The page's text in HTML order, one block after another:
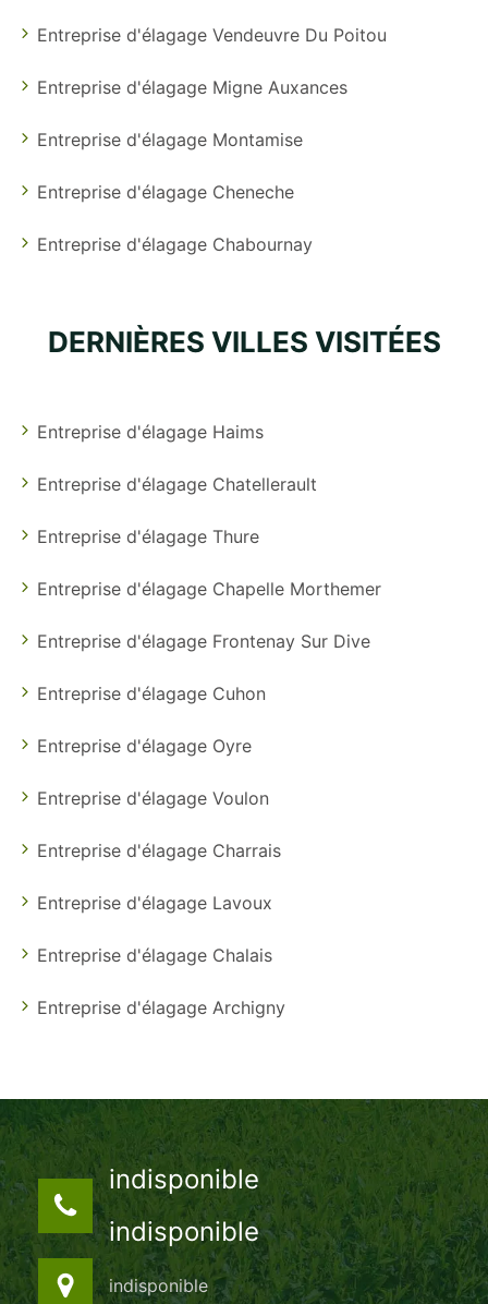
Entreprise d'élagage Vendeuvre Du Poitou
Entreprise d'élagage Migne Auxances
Entreprise d'élagage Montamise
Entreprise d'élagage Cheneche
Entreprise d'élagage Chabournay
DERNIÈRES VILLES VISITÉES
Entreprise d'élagage Haims
Entreprise d'élagage Chatellerault
Entreprise d'élagage Thure
Entreprise d'élagage Chapelle Morthemer
Entreprise d'élagage Frontenay Sur Dive
Entreprise d'élagage Cuhon
Entreprise d'élagage Oyre
Entreprise d'élagage Voulon
Entreprise d'élagage Charrais
Entreprise d'élagage Lavoux
Entreprise d'élagage Chalais
Entreprise d'élagage Archigny
indisponible
indisponible
indisponible